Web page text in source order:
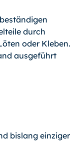
durch
oder Kleben.
ausgeführt
bislang einziger